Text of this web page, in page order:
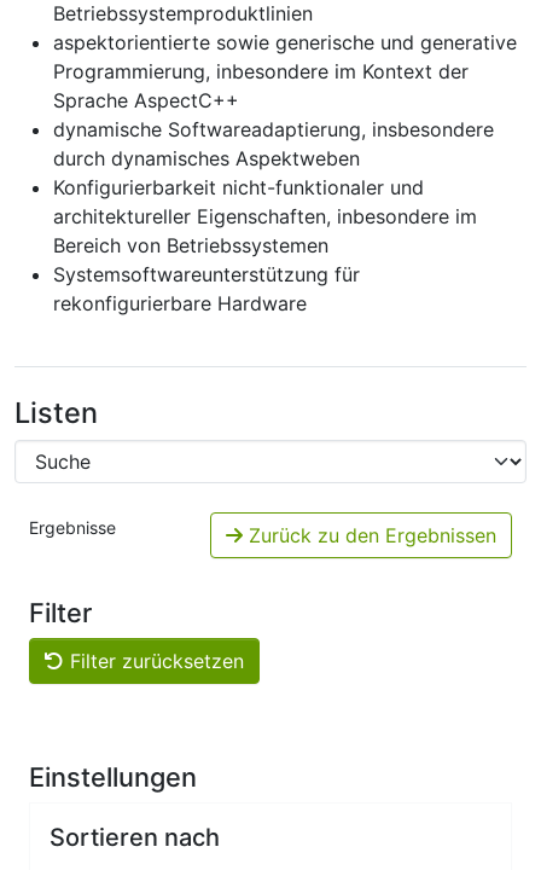
Betriebssystemproduktlinien
aspektorientierte sowie generische und generative
Programmierung, inbesondere im Kontext der
Sprache AspectC++
dynamische Softwareadaptierung, insbesondere
durch dynamisches Aspektweben
Konfigurierbarkeit nicht-funktionaler und
architektureller Eigenschaften, inbesondere im
Bereich von Betriebssystemen
Systemsoftwareunterstützung für
rekonfigurierbare Hardware
Listen
Ergebnisse Zurück zu den Ergebnissen
Filter
Filter zurücksetzen
Einstellungen
Sortieren nach